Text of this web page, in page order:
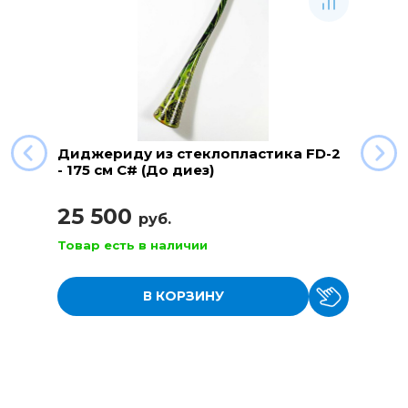
Диджериду из стеклопластика FD-2
- 175 см C# (До диез)
25 500 руб.
Товар есть в наличии
В КОРЗИНУ